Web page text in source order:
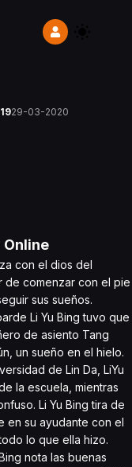
29-03-2020
Online
con el dios del
de comenzar con el pie
sus sueños.
Li Yu Bing tuvo que
de asiento Tang
un sueño en el hielo.
de Lin Da, LiYu
la escuela, mientras
Li Yu Bing tira de
en su ayudante con el
lo que ella hizo.
nota las buenas